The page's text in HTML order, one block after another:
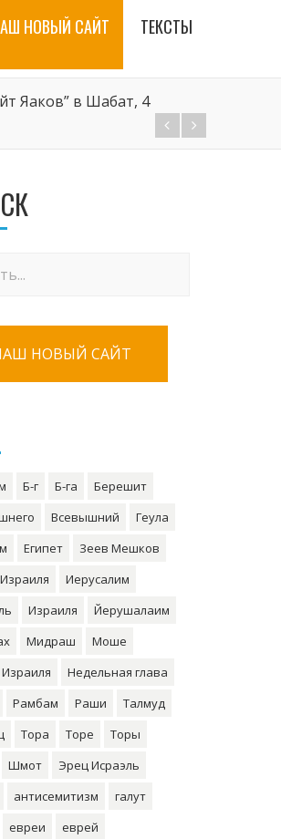
НОВЫЙ САЙТ ТЕКСТЫ
Яаков” в Шабат, 4
НОВЫЙ САЙТ
Б-г Б-га
Берешит
Всевышний
Геула
Египет
Зеев Мешков
Иерусалим
Израиля
Йерушалаим
Мидраш
Моше
Недельная глава
Рамбам Раши
Талмуд
Тора Торе
Торы
Шмот
Эрец Исраэль
антисемитизм
галут
евреи
еврей